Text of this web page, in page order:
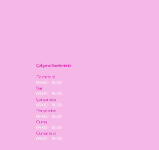
Çalışma Saatlerimiz
Pazartesi
09:00 - 18.00
Salı
09:00 - 18.00
Çarşamba
09:00 - 18.00
Perşembe
09:00 - 18.00
Cuma
09:00 - 18.00
Cumartesi
09:00 - 18.00